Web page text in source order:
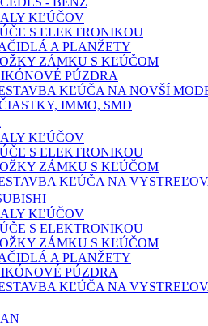
KĽÚČOV
S ELEKTRONIKOU
A PLANŽETY
ZÁMKU S KĽÚČOM
PÚZDRA
KĽÚČA NA NOVŠÍ
IMMO, SMD
KĽÚČOV
S ELEKTRONIKOU
ZÁMKU S KĽÚČOM
KĽÚČA NA
KĽÚČOV
S ELEKTRONIKOU
ZÁMKU S KĽÚČOM
A PLANŽETY
PÚZDRA
KĽÚČA NA